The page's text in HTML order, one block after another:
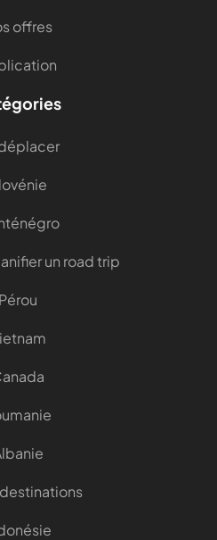
offres
un road trip
Pérou